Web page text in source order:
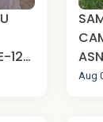
129
Aug